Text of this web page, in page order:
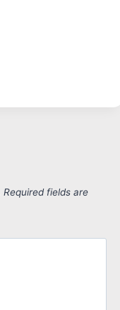
Required fields are